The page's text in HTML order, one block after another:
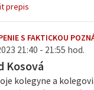
prepis
S FAKTICKOU
21:40 - 21:55 hod.
Kosová
kolegyne a